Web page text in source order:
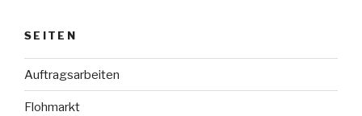
SEITEN
Auftragsarbeiten
Flohmarkt